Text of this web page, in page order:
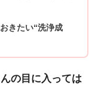
きたい“洗浄成
の目に入っては